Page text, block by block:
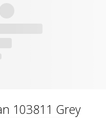
103811 Grey